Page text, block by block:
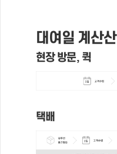
대여일 계산산
현장 방문, 퀵
택배